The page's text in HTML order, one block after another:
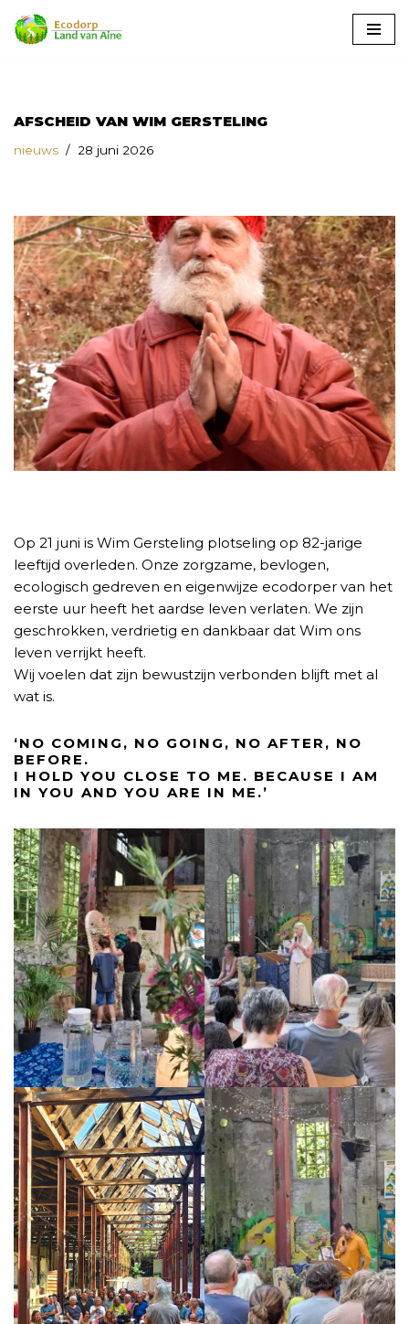
Ga
inhoud
AFSCHEID VAN WIM GERSTELING
nieuws 28 juni 2026
Op 21 juni is Wim Gersteling plotseling op 82-jarige
leeftijd overleden. Onze zorgzame, bevlogen,
ecologisch gedreven en eigenwijze ecodorper van het
eerste uur heeft het aardse leven verlaten. We zijn
geschrokken, verdrietig en dankbaar dat Wim ons
leven verrijkt heeft.
Wij voelen dat zijn bewustzijn verbonden blijft met al
wat is.
‘NO COMING, NO GOING, NO AFTER, NO
BEFORE.
I HOLD YOU CLOSE TO ME. BECAUSE I AM
IN YOU AND YOU ARE IN ME.’